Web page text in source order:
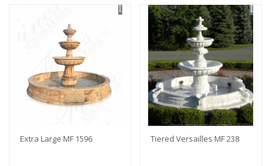
Extra Large MF 1596 Tiered Versailles MF 238